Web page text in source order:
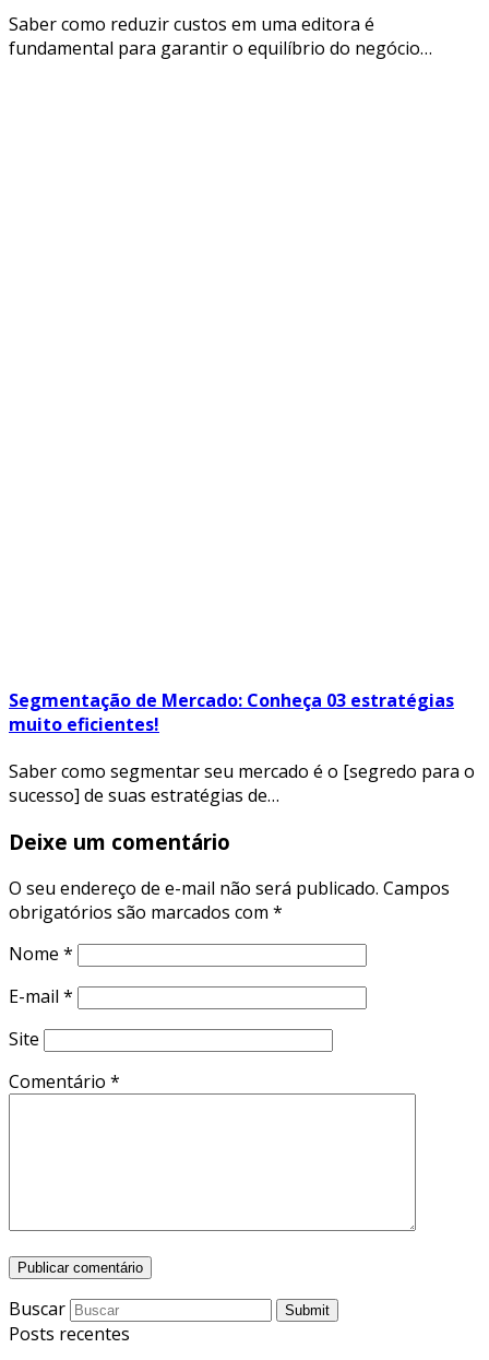
Saber como reduzir custos em uma editora é
fundamental para garantir o equilíbrio do negócio…
Segmentação de Mercado: Conheça 03 estratégias
muito eficientes!
Saber como segmentar seu mercado é o [segredo para o
sucesso] de suas estratégias de…
Deixe um comentário
O seu endereço de e-mail não será publicado. Campos
obrigatórios são marcados com *
Nome *
E-mail *
Site
Comentário *
Buscar Submit
Posts recentes